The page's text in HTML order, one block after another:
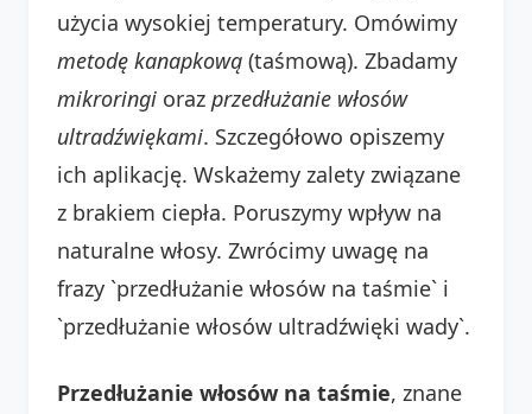
użycia wysokiej temperatury. Omówimy
metodę kanapkową (taśmową). Zbadamy
mikroringi oraz przedłużanie włosów
ultradźwiękami. Szczegółowo opiszemy
ich aplikację. Wskażemy zalety związane
z brakiem ciepła. Poruszymy wpływ na
naturalne włosy. Zwrócimy uwagę na
frazy `przedłużanie włosów na taśmie` i
`przedłużanie włosów ultradźwięki wady`.
Przedłużanie włosów na taśmie, znane